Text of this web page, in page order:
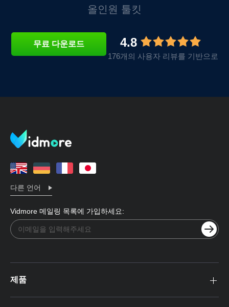
올인원 툴킷
무료 다운로드 4.8
176개의 사용자 리뷰를 기반으로
다른 언어
Vidmore 메일링 목록에 가입하세요:
제품